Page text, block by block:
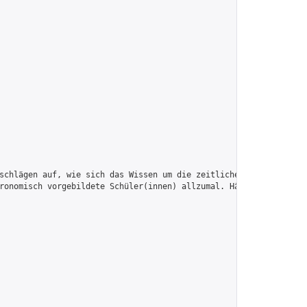
auf, wie sich das Wissen um die zeitlichen Zyklen im
vorgebildete Schüler(innen) allzumal. Häufig hält